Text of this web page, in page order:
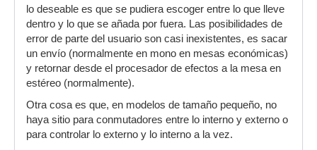
lo deseable es que se pudiera escoger entre lo que lleve
dentro y lo que se añada por fuera. Las posibilidades de
error de parte del usuario son casi inexistentes, es sacar
un envío (normalmente en mono en mesas económicas)
y retornar desde el procesador de efectos a la mesa en
estéreo (normalmente).
Otra cosa es que, en modelos de tamaño pequeño, no
haya sitio para conmutadores entre lo interno y externo o
para controlar lo externo y lo interno a la vez.